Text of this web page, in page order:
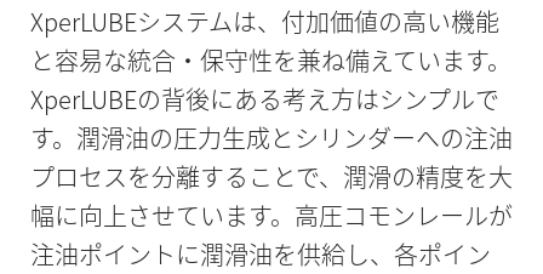
XperLUBEシステムは、付加価値の高い機能
と容易な統合・保守性を兼ね備えています。
XperLUBEの背後にある考え方はシンプルで
す。潤滑油の圧力生成とシリンダーへの注油
プロセスを分離することで、潤滑の精度を大
幅に向上させています。高圧コモンレールが
注油ポイントに潤滑油を供給し、各ポイン